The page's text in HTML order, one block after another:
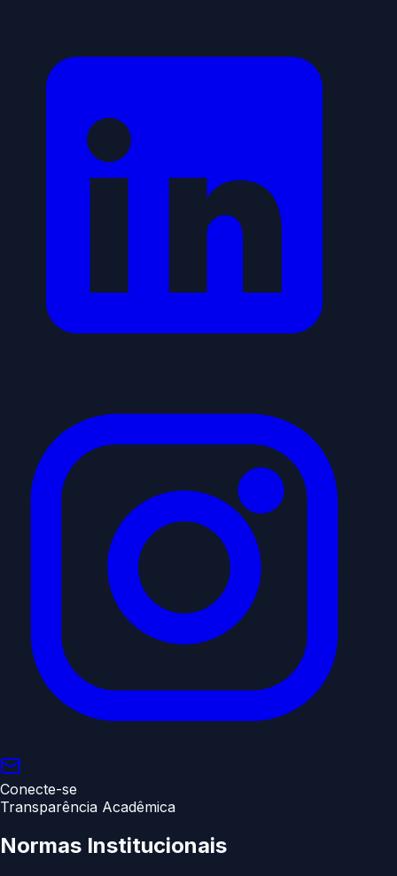
Conecte-se
Transparência Acadêmica
Normas Institucionais